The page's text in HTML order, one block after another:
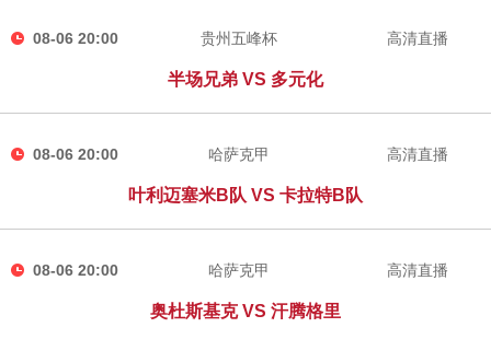
08-06 20:00 贵州五峰杯
半场兄弟 VS 多元化
高清直播
08-06 20:00 哈萨克甲
叶利迈塞米B队 VS 卡拉特B队
高清直播
08-06 20:00 哈萨克甲
奥杜斯基克 VS 汗腾格里
高清直播